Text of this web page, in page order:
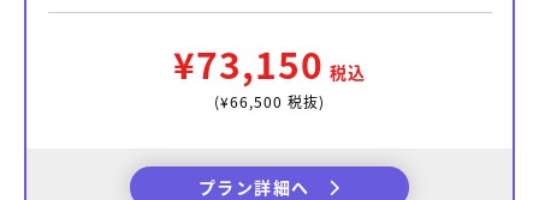
¥73,150 税込
(¥66,500 税抜)
プラン詳細へ